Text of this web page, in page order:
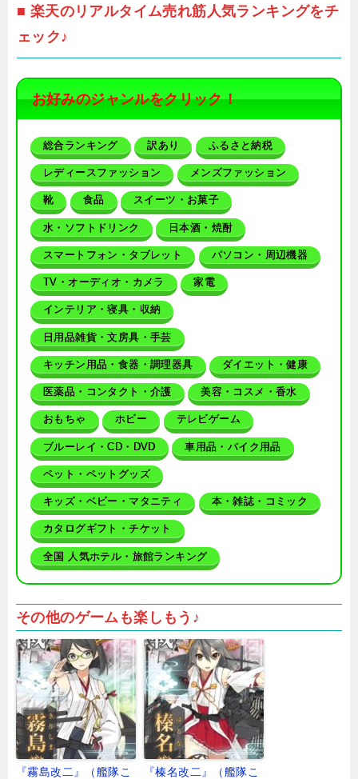
■ 楽天のリアルタイム売れ筋人気ランキングをチ
ェック♪
お好みのジャンルをクリック！
総合ランキング 訳あり ふるさと納税
レディースファッション メンズファッション
靴 食品 スイーツ・お菓子
水・ソフトドリンク 日本酒・焼酎
スマートフォン・タブレット パソコン・周辺機器
TV・オーディオ・カメラ 家電
インテリア・寝具・収納
日用品雑貨・文房具・手芸
キッチン用品・食器・調理器具 ダイエット・健康
医薬品・コンタクト・介護 美容・コスメ・香水
おもちゃ ホビー テレビゲーム
ブルーレイ・CD・DVD 車用品・バイク用品
ペット・ペットグッズ
キッズ・ベビー・マタニティ 本・雑誌・コミック
カタログギフト・チケット
全国 人気ホテル・旅館ランキング
その他のゲームも楽しもう♪
『霧島改二』（艦隊こ
『榛名改二』（艦隊こ